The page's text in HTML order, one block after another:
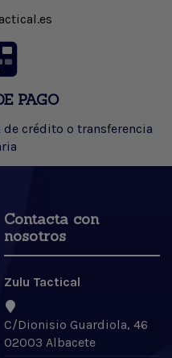
PAGO
crédito o transferencia
Contacta con
nosotros
Zulu Tactical
C/Dionisio Guardiola, 46
02003 Albacete